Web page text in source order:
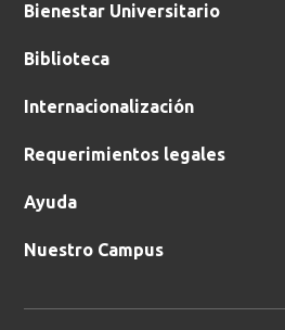
Bienestar Universitario
Biblioteca
Internacionalización
Requerimientos legales
Ayuda
Nuestro Campus